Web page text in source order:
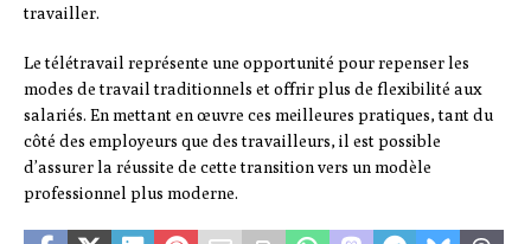
travailler.
Le télétravail représente une opportunité pour repenser les
modes de travail traditionnels et offrir plus de flexibilité aux
salariés. En mettant en œuvre ces meilleures pratiques, tant du
côté des employeurs que des travailleurs, il est possible
d’assurer la réussite de cette transition vers un modèle
professionnel plus moderne.